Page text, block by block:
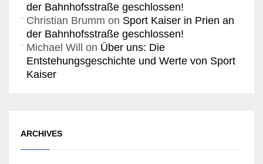
der Bahnhofsstraße geschlossen!
Christian Brumm on Sport Kaiser in Prien an
der Bahnhofsstraße geschlossen!
Michael Will on Über uns: Die
Entstehungsgeschichte und Werte von Sport
Kaiser
ARCHIVES